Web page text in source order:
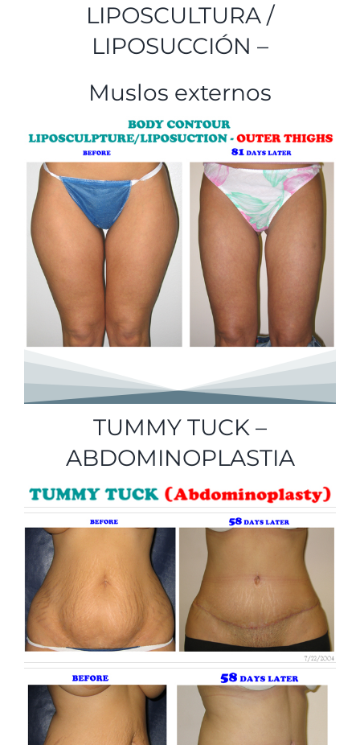
LIPOSCULTURA /
LIPOSUCCIÓN –
Muslos externos
TUMMY TUCK –
ABDOMINOPLASTIA